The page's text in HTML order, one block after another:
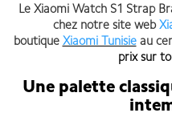
Le Xiaomi Watch S1 Strap
chez notre site web
boutique Xiaomi Tunisieau
prix sur
Une palette